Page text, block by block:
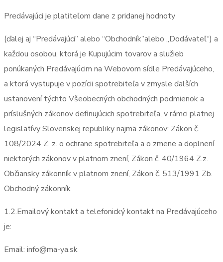
Predávajúci je platiteľom dane z pridanej hodnoty
(ďalej aj “Predávajúci” alebo “Obchodník”alebo „Dodávateľ“) a
každou osobou, ktorá je Kupujúcim tovarov a služieb
ponúkaných Predávajúcim na Webovom sídle Predávajúceho,
a ktorá vystupuje v pozícii spotrebiteľa v zmysle ďalších
ustanovení týchto Všeobecných obchodných podmienok a
príslušných zákonov definujúcich spotrebiteľa, v rámci platnej
legislatívy Slovenskej republiky najmä zákonov: Zákon č.
108/2024 Z. z. o ochrane spotrebiteľa a o zmene a doplnení
niektorých zákonov v platnom znení, Zákon č. 40/1964 Z.z.
Občiansky zákonník v platnom znení, Zákon č. 513/1991 Zb.
Obchodný zákonník
1.2.Emailový kontakt a telefonický kontakt na Predávajúceho
je:
Email: info@ma-ya.sk